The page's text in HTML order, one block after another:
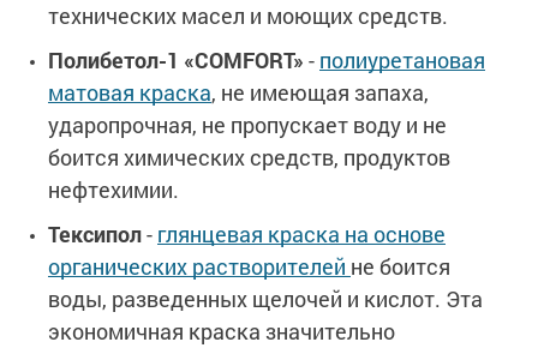
технических масел и моющих средств.
Полибетол-1 «COMFORT» - полиуретановая
матовая краска, не имеющая запаха,
ударопрочная, не пропускает воду и не
боится химических средств, продуктов
нефтехимии.
Тексипол- глянцевая краска на основе
органических растворителей не боится
воды, разведенных щелочей и кислот. Эта
экономичная краска значительно